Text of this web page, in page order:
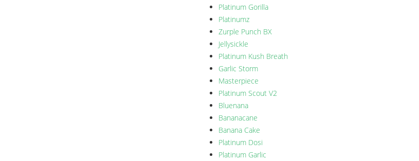
Platinum Gorilla
Platinumz
Zurple Punch BX
Jellysickle
Platinum Kush Breath
Garlic Storm
Masterpiece
Platinum Scout V2
Bluenana
Bananacane
Banana Cake
Platinum Dosi
Platinum Garlic